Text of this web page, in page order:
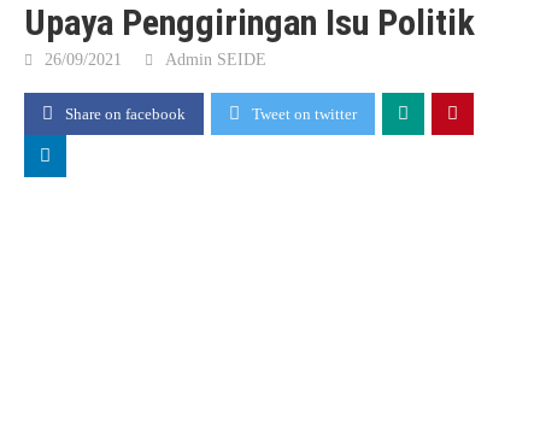
Upaya Penggiringan Isu Politik
26/09/2021 Admin SEIDE
Share on facebook Tweet on twitter